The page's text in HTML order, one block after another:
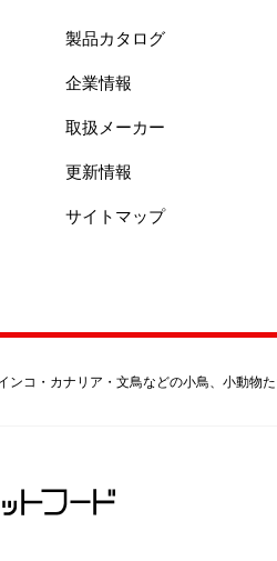
製品カタログ
企業情報
取扱メーカー
更新情報
サイトマップ
ンコ・カナリア・文鳥などの小鳥、小動物